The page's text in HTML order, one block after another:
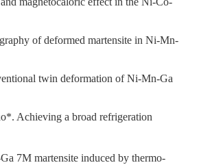
of deformed martensite in Ni-Mn-
twin deformation of Ni-Mn-Ga
Achieving a broad refrigeration
7M martensite induced by thermo-